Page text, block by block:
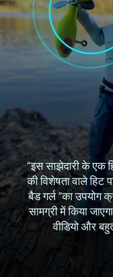
“इस साझेदारी के एक
की विशेषता वाले हिट
बैड गर्ल “का उपयोग
सामग्री में किया
वीडियो और